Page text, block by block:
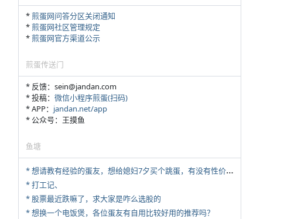
*煎蛋网问答分区关闭通知
*煎蛋网社区管理规定
*煎蛋网官方渠道公示
煎蛋传送门
* 反馈：sein@jandan.com
* 投稿： 微信小程序煎蛋(扫码)
* APP： jandan.net/app
* 公众号：王摸鱼
鱼塘
*
想请教有经验的蛋友，想给媳妇7夕买个跳蛋，有没有性价比高的推荐
* 打工记、
* 股票最近跌嘛了，求大家是咋么选股的
* 想换一个电饭煲，各位蛋友有自用比较好用的推荐吗？